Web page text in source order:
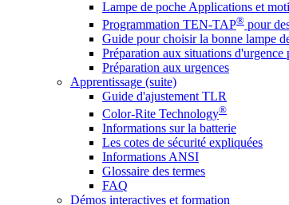
Lampe de poche Applications et
Programmation TEN-TAP® pour
Guide pour choisir la bonne lampe
Préparation aux situations
Préparation aux urgences
Apprentissage (suite)
Guide d'ajustement TLR
Color-Rite Technology®
Informations sur la batterie
Les cotes de sécurité expliquées
Informations ANSI
Glossaire des termes
FAQ
Démos interactives et formation